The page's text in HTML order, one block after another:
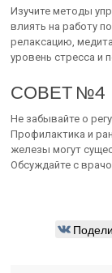
Изучите методы
влиять на работу
релаксацию,
уровень стресса и
СОВЕТ №4
Не забывайте о
Профилактика и
железы могут
Обсуждайте с